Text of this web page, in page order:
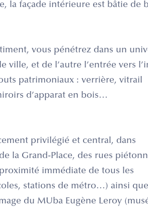
la façade intérieure est bâtie de
vous pénétrez dans un
ville, et de l’autre l’entrée vers
patrimoniaux : verrière, vitrail
d’apparat en bois…
privilégié et central, dans
la Grand-Place, des rues
immédiate de tous les
stations de métro…) ainsi que
du MUba Eugène Leroy